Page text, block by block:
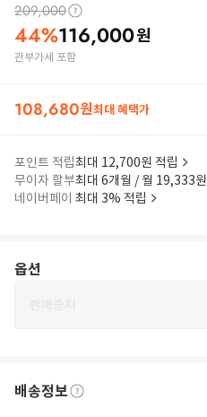
209,000
44%116,000원
관부가세 포함
108,680원최대 혜택가
포인트 적립최대 12,700원 적립
무이자 할부최대 6개월 / 월 19,333원
네이버페이 최대 3% 적립
옵션
판매중지
배송정보